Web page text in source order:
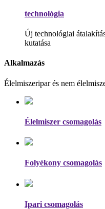
technológia
Új technológiai
kutatása
Alkalmazás
Élelmiszeripar és nem
Élelmiszer csomagolás
Folyékony csomagolás
Ipari csomagolás